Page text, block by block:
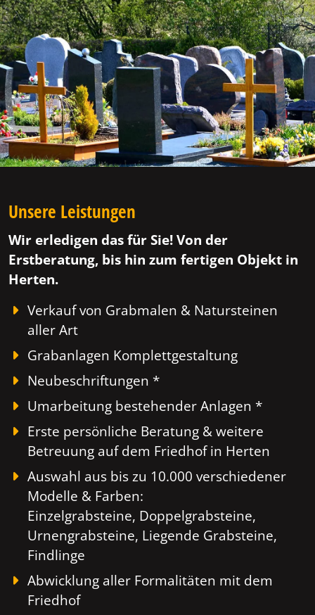
Unsere Leistungen
Wir erledigen das für Sie! Von der
Erstberatung, bis hin zum fertigen Objekt in
Herten.
Verkauf von Grabmalen & Natursteinen
aller Art
Grabanlagen Komplettgestaltung
Neubeschriftungen *
Umarbeitung bestehender Anlagen *
Erste persönliche Beratung & weitere
Betreuung auf dem Friedhof in Herten
Auswahl aus bis zu 10.000 verschiedener
Modelle & Farben:
Einzelgrabsteine, Doppelgrabsteine,
Urnengrabsteine, Liegende Grabsteine,
Findlinge
Abwicklung aller Formalitäten mit dem
Friedhof